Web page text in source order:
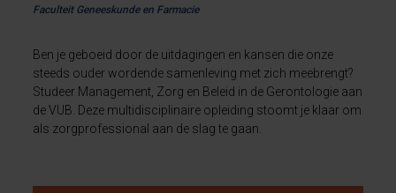
Faculteit Geneeskunde en Farmacie
Ben je geboeid door de uitdagingen en kansen die onze
steeds ouder wordende samenleving met zich meebrengt?
Studeer Management, Zorg en Beleid in de Gerontologie aan
de VUB. Deze multidisciplinaire opleiding stoomt je klaar om
als zorgprofessional aan de slag te gaan.